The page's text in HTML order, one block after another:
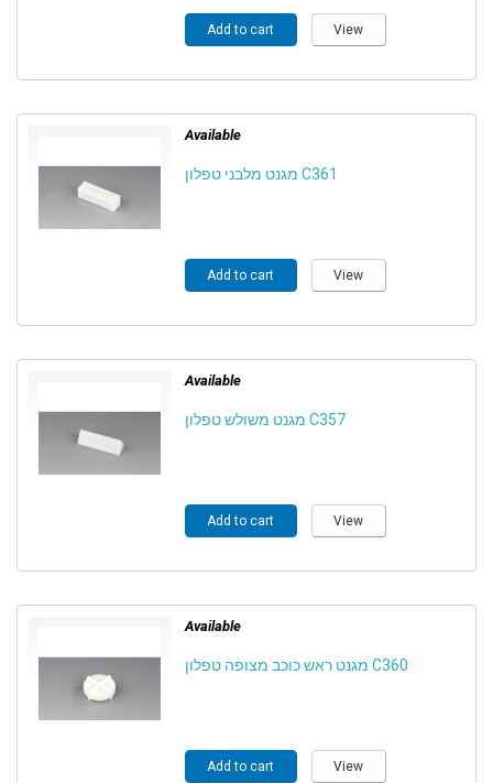
Add to cart View
Available
מגנט מלבני טפלון C361
Add to cart View
Available
מגנט משולש טפלון C357
Add to cart View
Available
מגנט ראש כוכב מצופה טפלון C360
Add to cart View